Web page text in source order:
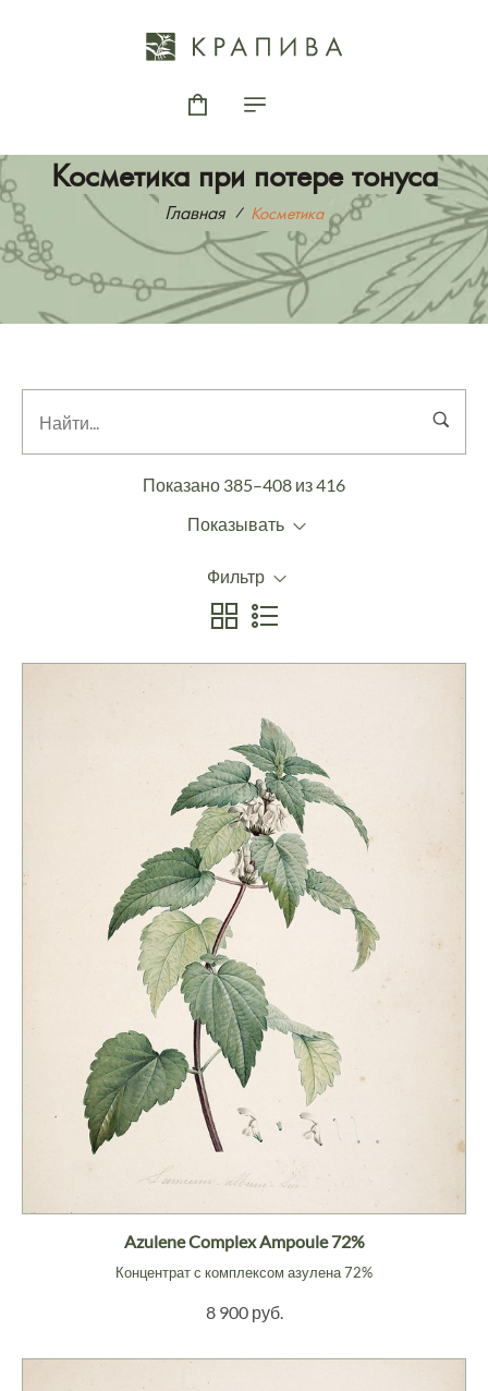
Косметика при потере тонуса
Главная Косметика
Показано 385–408 из 416
Показывать
Фильтр
Azulene Complex Ampoule 72%
Концентрат с комплексом азулена 72%
8 900 руб.